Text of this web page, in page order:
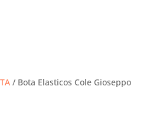
/ Bota Elasticos Cole Gioseppo